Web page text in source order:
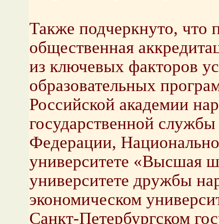
Также подчеркнуто, что
общественная
из ключевых факторов
образовательных
Российской академии
государственной
Федерации,
университете «Высшая
университете дружбы
экономическом
Санкт-Петербургском